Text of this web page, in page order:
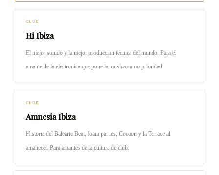
CLUB
Hi Ibiza
El mejor sonido y la mejor produccion tecnica del mundo. Para el
amante de la electronica que pone la musica como prioridad.
CLUB
Amnesia Ibiza
Historia del Balearic Beat, foam parties, Cocoon y la Terrace al
amanecer. Para amantes de la cultura de club.